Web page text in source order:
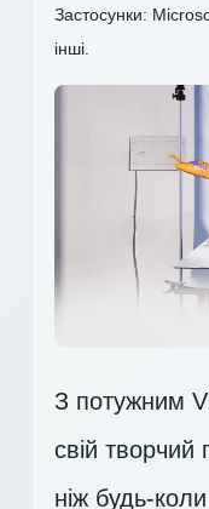
Застосунки:
інші.
З потужним
свій
ніж будь-